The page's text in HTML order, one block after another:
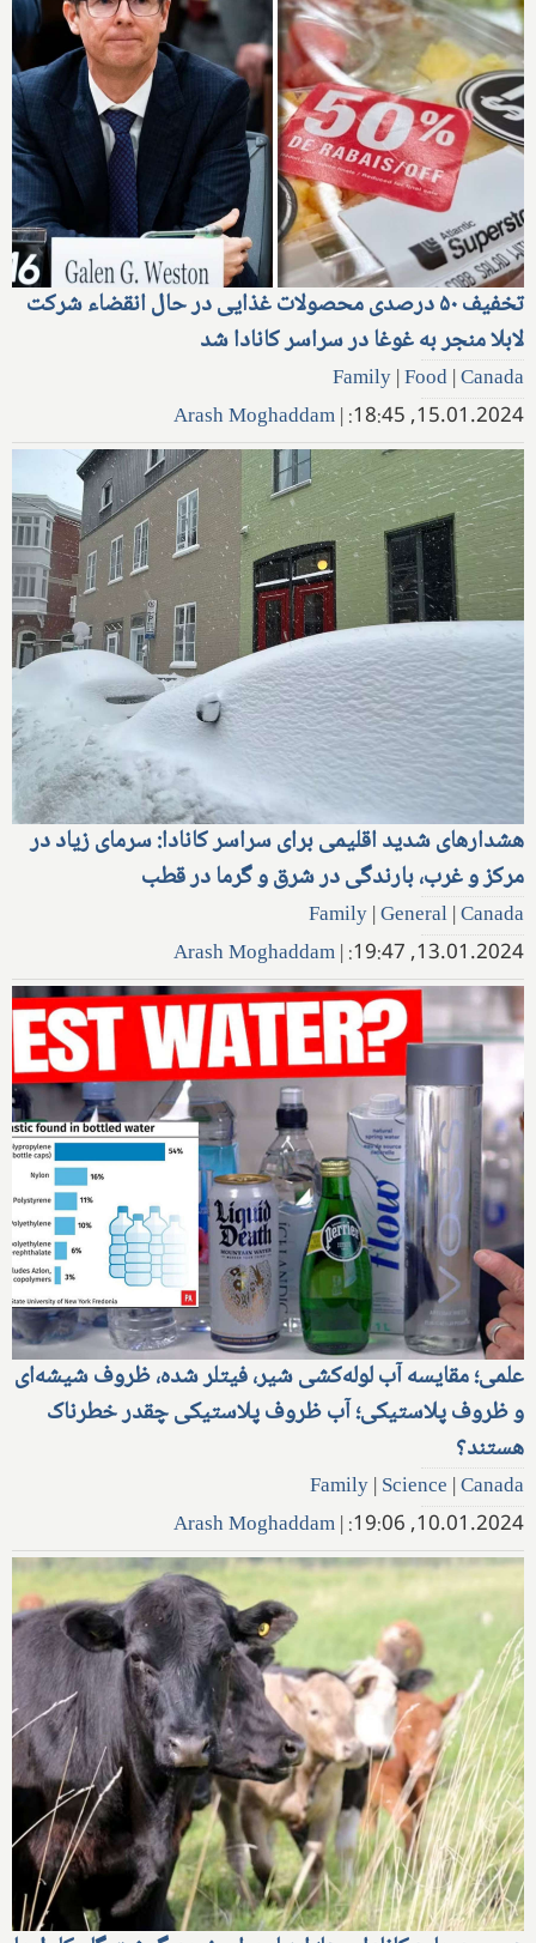
تخفیف ۵۰ درصدی محصولات غذایی در حال انقضاء شرکت
لابلا منجر به غوغا در سراسر کانادا شد
Family|Food|Canada
15.01.2024, 18:45:
|
Arash Moghaddam
هشدارهای شدید اقلیمی برای سراسر کانادا: سرمای زیاد در
مرکز و غرب، بارندگی در شرق و گرما در قطب
Family|General|Canada
13.01.2024, 19:47:
|
Arash Moghaddam
علمی؛ مقایسه آب لوله‌کشی شیر، فیتلر شده، ظروف شیشه‌ای
و ظروف پلاستیکی؛ آب ظروف پلاستیکی چقدر خطرناک
هستند؟
Family|Science |Canada
10.01.2024, 19:06:
|
Arash Moghaddam